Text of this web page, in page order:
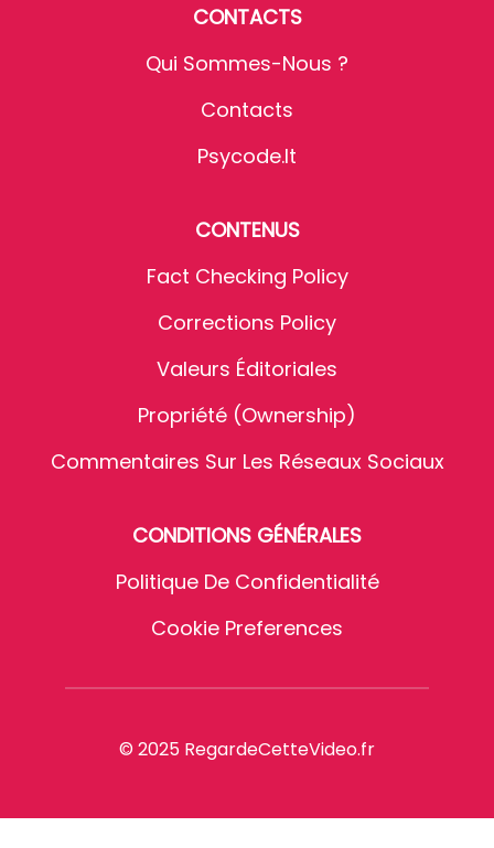
CONTACTS
Qui Sommes-Nous ?
Contacts
Psycode.it
CONTENUS
Fact Checking Policy
Corrections Policy
Valeurs Éditoriales
Propriété (Ownership)
Commentaires Sur Les Réseaux Sociaux
CONDITIONS GÉNÉRALES
Politique De Confidentialité
Cookie Preferences
© 2025 RegardeCetteVideo.fr